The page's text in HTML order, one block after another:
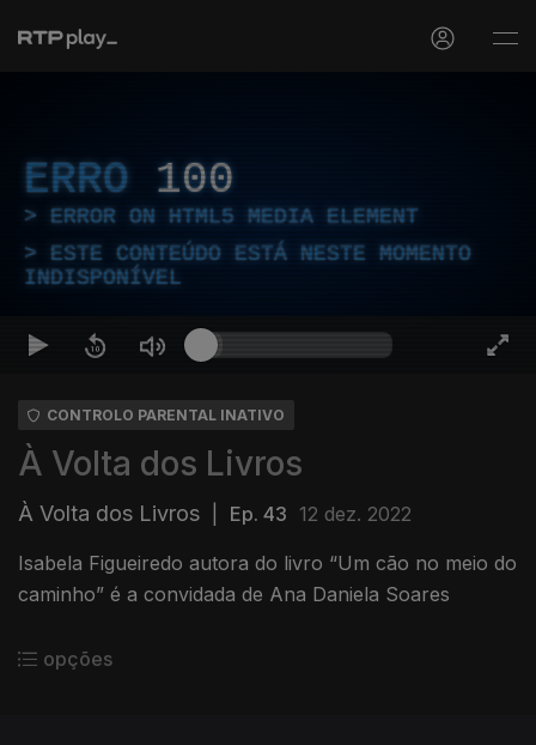
ERRO 100
ERROR ON HTML5 MEDIA ELEMENT
ESTE CONTEÚDO ESTÁ NESTE MOMENTO
INDISPONÍVEL
CONTROLO PARENTAL INATIVO
À Volta dos Livros
À Volta dos Livros Ep. 43 12 dez. 2022
Isabela Figueiredo autora do livro “Um cão no meio do
caminho” é a convidada de Ana Daniela Soares
opções